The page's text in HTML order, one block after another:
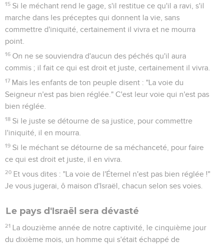
15 Si le méchant rend le gage, s'il restitue ce qu'il a ravi, s'il
marche dans les préceptes qui donnent la vie, sans
commettre d'iniquité, certainement il vivra et ne mourra
point.
16 On ne se souviendra d'aucun des péchés qu'il aura
commis ; il fait ce qui est droit et juste, certainement il vivra.
17 Mais les enfants de ton peuple disent : "La voie du
Seigneur n'est pas bien réglée." C'est leur voie qui n'est pas
bien réglée.
18 Si le juste se détourne de sa justice, pour commettre
l'iniquité, il en mourra.
19 Si le méchant se détourne de sa méchanceté, pour faire
ce qui est droit et juste, il en vivra.
20 Et vous dites : "La voie de l'Éternel n'est pas bien réglée !"
Je vous jugerai, ô maison d'Israël, chacun selon ses voies.
Le pays d'Israël sera dévasté
21 La douzième année de notre captivité, le cinquième jour
du dixième mois, un homme qui s'était échappé de